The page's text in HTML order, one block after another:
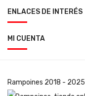
ENLACES DE INTERÉS
MI CUENTA
Rampoines 2018 - 2025